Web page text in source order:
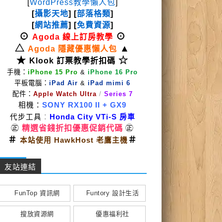
WordPress教學懶人包
[攝影天地] [部落格類]
[網站推薦] [免費資源]
⊙ Agoda 線上訂房教學 ⊙
△ Agoda 隱藏優惠懶人包
▲
★ Klook 訂票教學折扣碼 ☆
手機： iPhone 15 Pro & iPhone 16 Pro
平板電腦： iPad Air & iPad mimi 6
配件： Apple Watch Ultra / Series 7
相機： SONY RX100 II
+ GX9
代步工具 ： Honda City VTi-S 房車
㊣ 精選省錢折扣優惠促銷代碼 ㊣
＃ 本站使用 HawkHost 老鷹主機＃
友站連結
FunTop 資訊網 Funtory 設計生活
搜放資源網 優惠福利社